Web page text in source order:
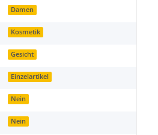
Damen
Kosmetik
Gesicht
Einzelartikel
Nein
Nein